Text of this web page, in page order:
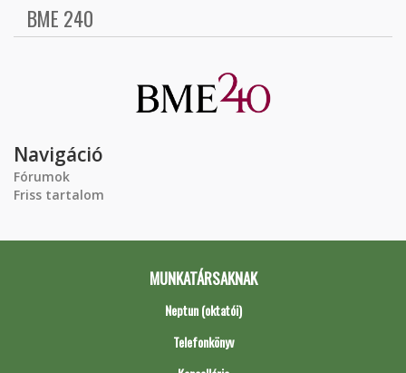
BME 240
Navigáció
Fórumok
Friss tartalom
MUNKATÁRSAKNAK
Neptun (oktatói)
Telefonkönyv